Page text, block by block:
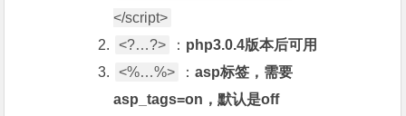
</script>
<?…?>
： php3.0.4版本后可用
<%…%>
：asp标签，需要
asp_tags=on，默认是off